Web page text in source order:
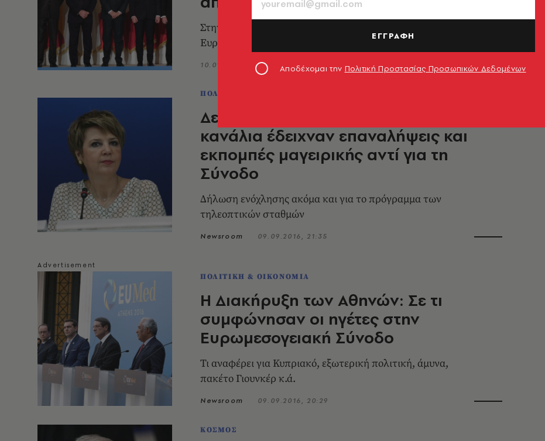
Στην 4η Σύνοδο των Μεσογειακών/Νοτίων χωρών της
Ευρωπαϊκής Ενωσης στη Ρώμη
10.01.2018, 22:49
ΠΟΛΙΤΙΚΗ & ΟΙΚΟΝΟΜΙΑ
Δεν άρεσε στη Γεροβασίλη που τα
κανάλια έδειχναν επαναλήψεις και
εκπομπές μαγειρικής αντί για τη
Σύνοδο
Δήλωση ενόχλησης ακόμα και για το πρόγραμμα των
τηλεοπτικών σταθμών
Newsroom 09.09.2016, 21:35
ΠΟΛΙΤΙΚΗ & ΟΙΚΟΝΟΜΙΑ
Η Διακήρυξη των Αθηνών: Σε τι
συμφώνησαν οι ηγέτες στην
Ευρωμεσογειακή Σύνοδο
Τι αναφέρει για Κυπριακό, εξωτερική πολιτική, άμυνα,
πακέτο Γιουνκέρ κ.ά.
Newsroom 09.09.2016, 20:29
ΚΟΣΜΟΣ
ΕΓΓΡΑΦΗ
Αποδέχομαι την Πολιτική Προστασίας Προσωπικών Δεδομένων